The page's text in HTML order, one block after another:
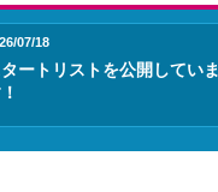
07/18
タートリストを公開していま